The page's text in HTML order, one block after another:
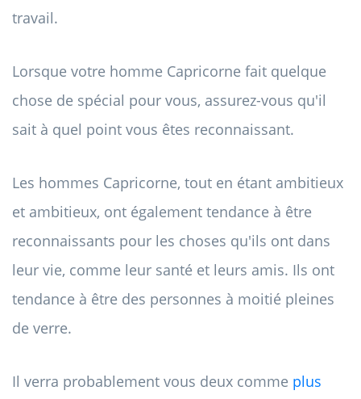
travail.
Lorsque votre homme Capricorne fait quelque
chose de spécial pour vous, assurez-vous qu'il
sait à quel point vous êtes reconnaissant.
Les hommes Capricorne, tout en étant ambitieux
et ambitieux, ont également tendance à être
reconnaissants pour les choses qu'ils ont dans
leur vie, comme leur santé et leurs amis. Ils ont
tendance à être des personnes à moitié pleines
de verre.
Il verra probablement vous deux comme plus